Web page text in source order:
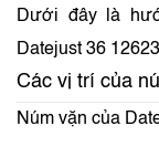
Dưới đây là
Datejust 36
Các vị trí của
Núm vặn của